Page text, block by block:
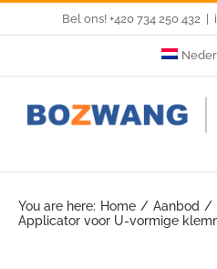
content
Bel ons! +420 734 250 432
You are here: Home Aanbod
Applicator voor U-vormige